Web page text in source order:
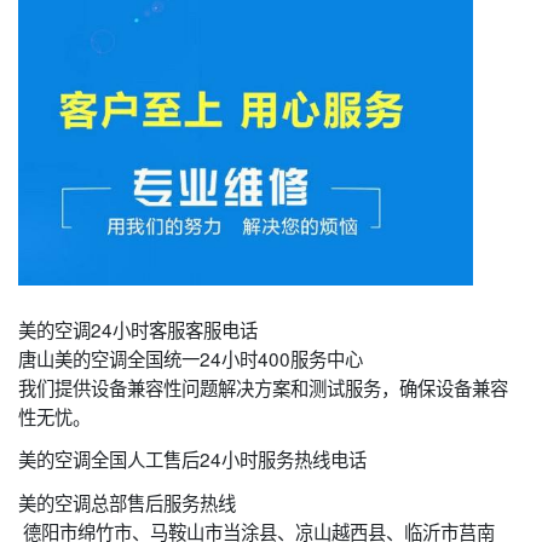
美的空调24小时客服客服电话
唐山美的空调全国统一24小时400服务中心
我们提供设备兼容性问题解决方案和测试服务，确保设备兼容
性无忧。
美的空调全国人工售后24小时服务热线电话
美的空调总部售后服务热线
德阳市绵竹市、马鞍山市当涂县、凉山越西县、临沂市莒南